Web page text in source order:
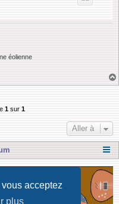
acceptez
plus
éolienne
1 sur 1
Aller à